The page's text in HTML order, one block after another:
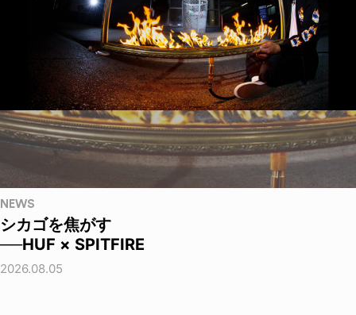
NEWS
シカゴを焦がす
──HUF × SPITFIRE
2026.08.05